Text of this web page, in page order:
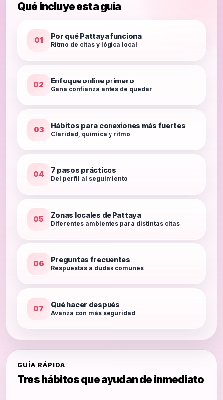
Qué incluye esta guía
01 Por qué Pattaya funciona
Ritmo de citas y lógica local
02 Enfoque online primero
Gana confianza antes de quedar
03 Hábitos para conexiones más fuertes
Claridad, química y ritmo
04 7 pasos prácticos
Del perfil al seguimiento
05 Zonas locales de Pattaya
Diferentes ambientes para distintas citas
06 Preguntas frecuentes
Respuestas a dudas comunes
07 Qué hacer después
Avanza con más seguridad
GUÍA RÁPIDA
Tres hábitos que ayudan de inmediato